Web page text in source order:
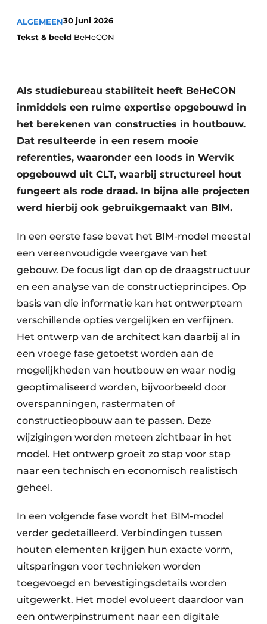
Vacatures
Bedrijven
Contact
Akoestiek
BIM
Evenementen
Dak & Gevel
Houtbouw
Keukens
Renovatie
Software
Toegangscontrole
Veiligheid & Opleiding
Zonwering
ALGEMEEN30 juni 2026
Tekst & beeld BeHeCON
Als studiebureau stabiliteit heeft BeHeCON
inmiddels een ruime expertise opgebouwd in
het berekenen van constructies in houtbouw.
Dat resulteerde in een resem mooie
referenties, waaronder een loods in Wervik
opgebouwd uit CLT, waarbij structureel hout
fungeert als rode draad. In bijna alle projecten
werd hierbij ook gebruikgemaakt van BIM.
In een eerste fase bevat het BIM-model meestal
een vereenvoudigde weergave van het
gebouw. De focus ligt dan op de draagstructuur
en een analyse van de constructieprincipes. Op
basis van die informatie kan het ontwerpteam
verschillende opties vergelijken en verfijnen.
Het ontwerp van de architect kan daarbij al in
een vroege fase getoetst worden aan de
mogelijkheden van houtbouw en waar nodig
geoptimaliseerd worden, bijvoorbeeld door
overspanningen, rastermaten of
constructieopbouw aan te passen. Deze
wijzigingen worden meteen zichtbaar in het
model. Het ontwerp groeit zo stap voor stap
naar een technisch en economisch realistisch
geheel.
In een volgende fase wordt het BIM-model
verder gedetailleerd. Verbindingen tussen
houten elementen krijgen hun exacte vorm,
uitsparingen voor technieken worden
toegevoegd en bevestigingsdetails worden
uitgewerkt. Het model evolueert daardoor van
een ontwerpinstrument naar een digitale